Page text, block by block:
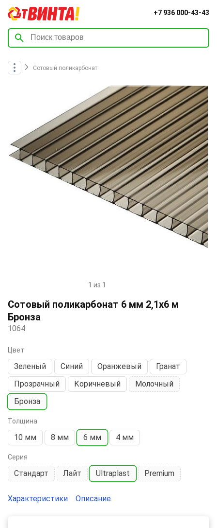
+7 936 000-43-43
Сотовый поликарбонат
1
of
1
1 из 1
Сотовый поликарбонат 6 мм 2,1х6 м
Бронза
1064
Цвет
Зеленый Синий Оранжевый
Гранат
Прозрачный
Коричневый
Молочный
Бронза
Толщина
10 мм 8 мм 6 мм 4 мм
Серия
Стандарт Лайт Ultraplast Premium
Характеристики Описание